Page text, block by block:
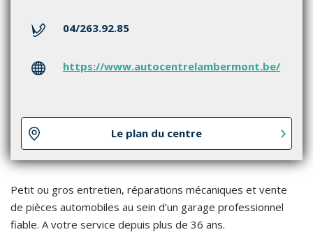
Petit ou gros entretien, réparations mécaniques et vente
de pièces automobiles au sein d’un garage professionnel
fiable. A votre service depuis plus de 36 ans.
04/263.92.85
https://www.autocentrelambermont.be/
Le plan du centre